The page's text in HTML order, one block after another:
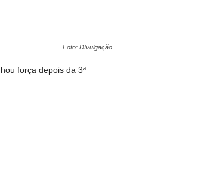
Foto: DIvulgação
força depois da 3ª